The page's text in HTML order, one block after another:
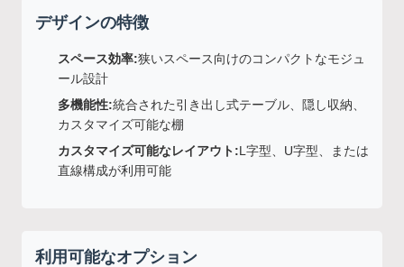
デザインの特徴
スペース効率:狭いスペース向けのコンパクトなモジュ
ール設計
多機能性:統合された引き出し式テーブル、隠し収納、
カスタマイズ可能な棚
カスタマイズ可能なレイアウト:L字型、U字型、または
直線構成が利用可能
利用可能なオプション